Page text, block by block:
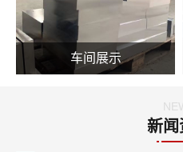
车间展示
新闻